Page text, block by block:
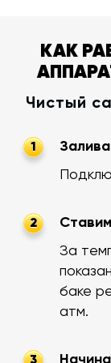
КАК
Чистый
1
2
За
баке
атм.